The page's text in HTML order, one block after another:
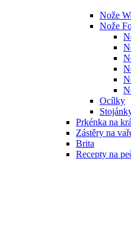
Nože
Nože
Ocílky
Prkénka na
Zástěry na
Brita
Recepty na